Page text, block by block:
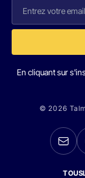
En cliquant sur
© 2026